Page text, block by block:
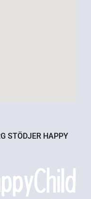
STÖDJER HAPPY